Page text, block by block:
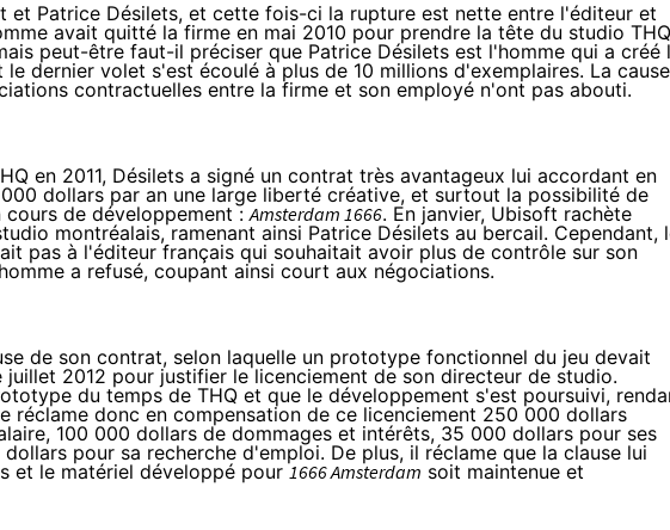
et Patrice Désilets, et cette fois-ci la rupture est nette entre l'éditeur et
avait quitté la firme en mai 2010 pour prendre la tête du studio THQ
peut-être faut-il préciser que Patrice Désilets est l'homme qui a créé
le dernier volet s'est écoulé àplus de 10 millions d'exemplaires. La cause
contractuelles entre la firme et son employé n'ont pas abouti.
en 2011, Désilets a signé un contrat très avantageux lui accordant en
dollars par an une large liberté créative, et surtout la possibilité de
cours de développement :Amsterdam 1666. En janvier, Ubisoft rachète
montréalais, ramenant ainsi Patrice Désilets au bercail. Cependant,
pas à l'éditeur français qui souhaitait avoir plus de contrôle sur son
a refusé, coupant ainsi court aux négociations.
de son contrat, selon laquelle un prototype fonctionnel du jeu devait
2012 pour justifier le licenciement de son directeur de studio.
du temps de THQ et que le développement s'est poursuivi,
réclame donc en compensation de ce licenciement 250 000 dollars
100 000 dollars de dommages et intérêts, 35 000 dollars pour ses
pour sa recherche d'emploi. De plus, il réclame que la clause lui
et le matériel développé pour1666 Amsterdam soit maintenue et